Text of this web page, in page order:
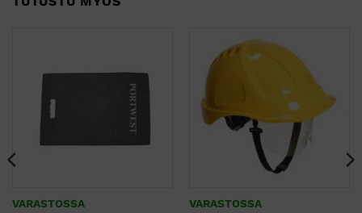
VARASTOSSA VARASTOSSA